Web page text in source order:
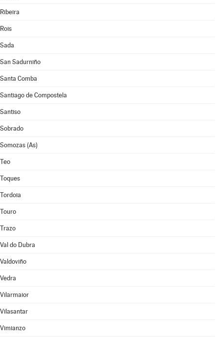
Ribeira
Rois
Sada
San Sadurniño
Santa Comba
Santiago de Compostela
Santiso
Sobrado
Somozas (As)
Teo
Toques
Tordoia
Touro
Trazo
Val do Dubra
Valdoviño
Vedra
Vilarmaior
Vilasantar
Vimianzo